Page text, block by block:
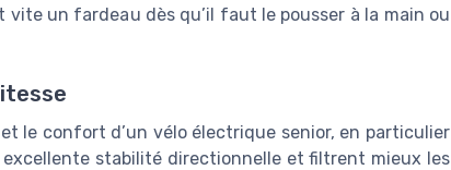
un fardeau dès qu’il faut le pousser à la main ou
le confort d’un vélo électrique senior, en particulier
stabilité directionnelle et filtrent mieux les